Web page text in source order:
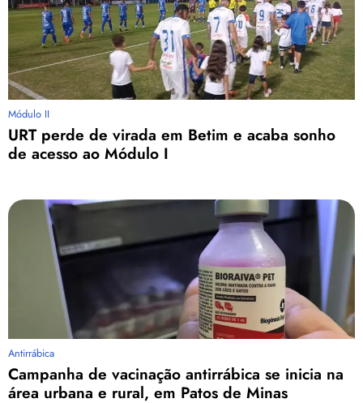
Módulo II
URT perde de virada em Betim e acaba sonho
de acesso ao Módulo I
Antirrábica
Campanha de vacinação antirrábica se inicia na
área urbana e rural, em Patos de Minas